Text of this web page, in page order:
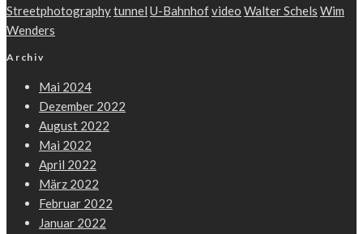
Streetphotographytunnel U-Bahnhofvideo Walter Schels Wim
Wenders
Archiv
Mai 2024
Dezember 2022
August 2022
Mai 2022
April 2022
März 2022
Februar 2022
Januar 2022